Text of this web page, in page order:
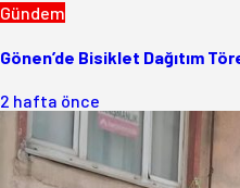
Gündem
Gönen’de Bisiklet Dağıtım
2 hafta önce